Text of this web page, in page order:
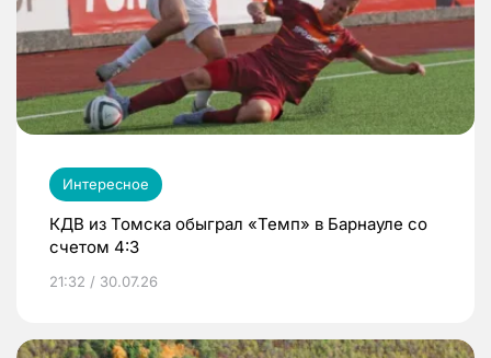
Интересное
КДВ из Томска обыграл «Темп» в Барнауле со
счетом 4:3
21:32 / 30.07.26